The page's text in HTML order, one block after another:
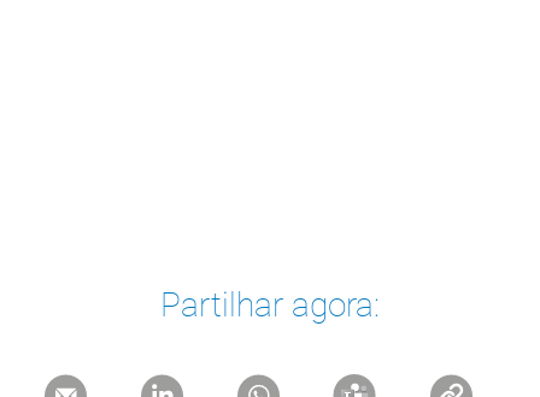
Partilhar agora: